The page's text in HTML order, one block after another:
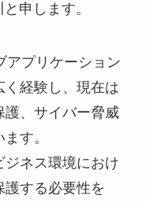
申します。
アプリケーション
く経験し、現在は
護、サイバー脅威
す。
ジネス環境におけ
護する必要性を